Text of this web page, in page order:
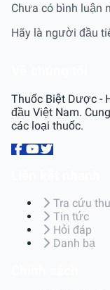
Chưa có bình luận
Hãy là người đầu
Thuốc Biệt Dược -
đầu Việt Nam.
các loại thuốc.
Tra cứu
Tin tức
Hỏi đáp
Danh bạ